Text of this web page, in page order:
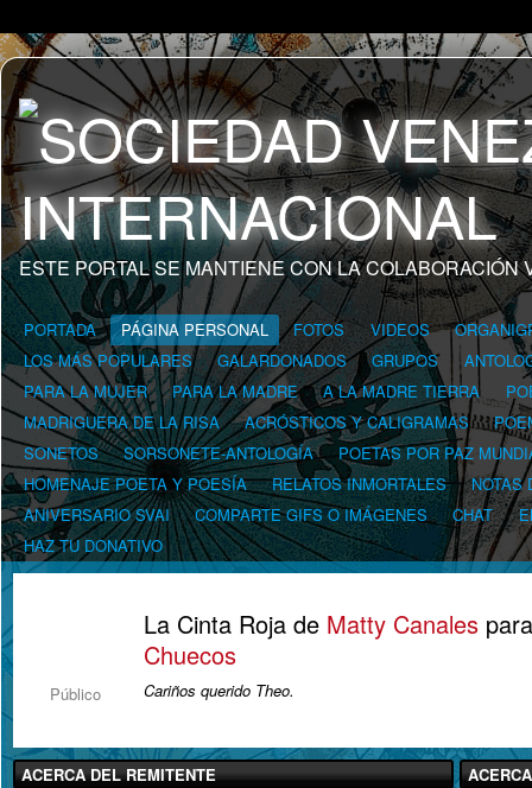
ESTE PORTAL SE MANTIENE CON LA COLABORACIÓN
PORTADA PÁGINA PERSONAL FOTOS VIDEOS
LOS MÁS POPULARES
GALARDONADOS GRUPOS
PARA LA MUJER
PARA LA MADRE A LA MADRE TIERRA
MADRIGUERA DE LA RISA
ACRÓSTICOS Y CALIGRAMAS
SONETOS
SORSONETE-ANTOLOGÍA
POETAS POR PAZ
HOMENAJE POETA Y POESÍA
RELATOS INMORTALES
NOTAS
ANIVERSARIO SVAI
COMPARTE GIFS O IMÁGENES CHAT
HAZ TU DONATIVO
Público
La Cinta Roja de Matty Canales
Chuecos
Cariños querido Theo.
ACERCA DEL REMITENTE